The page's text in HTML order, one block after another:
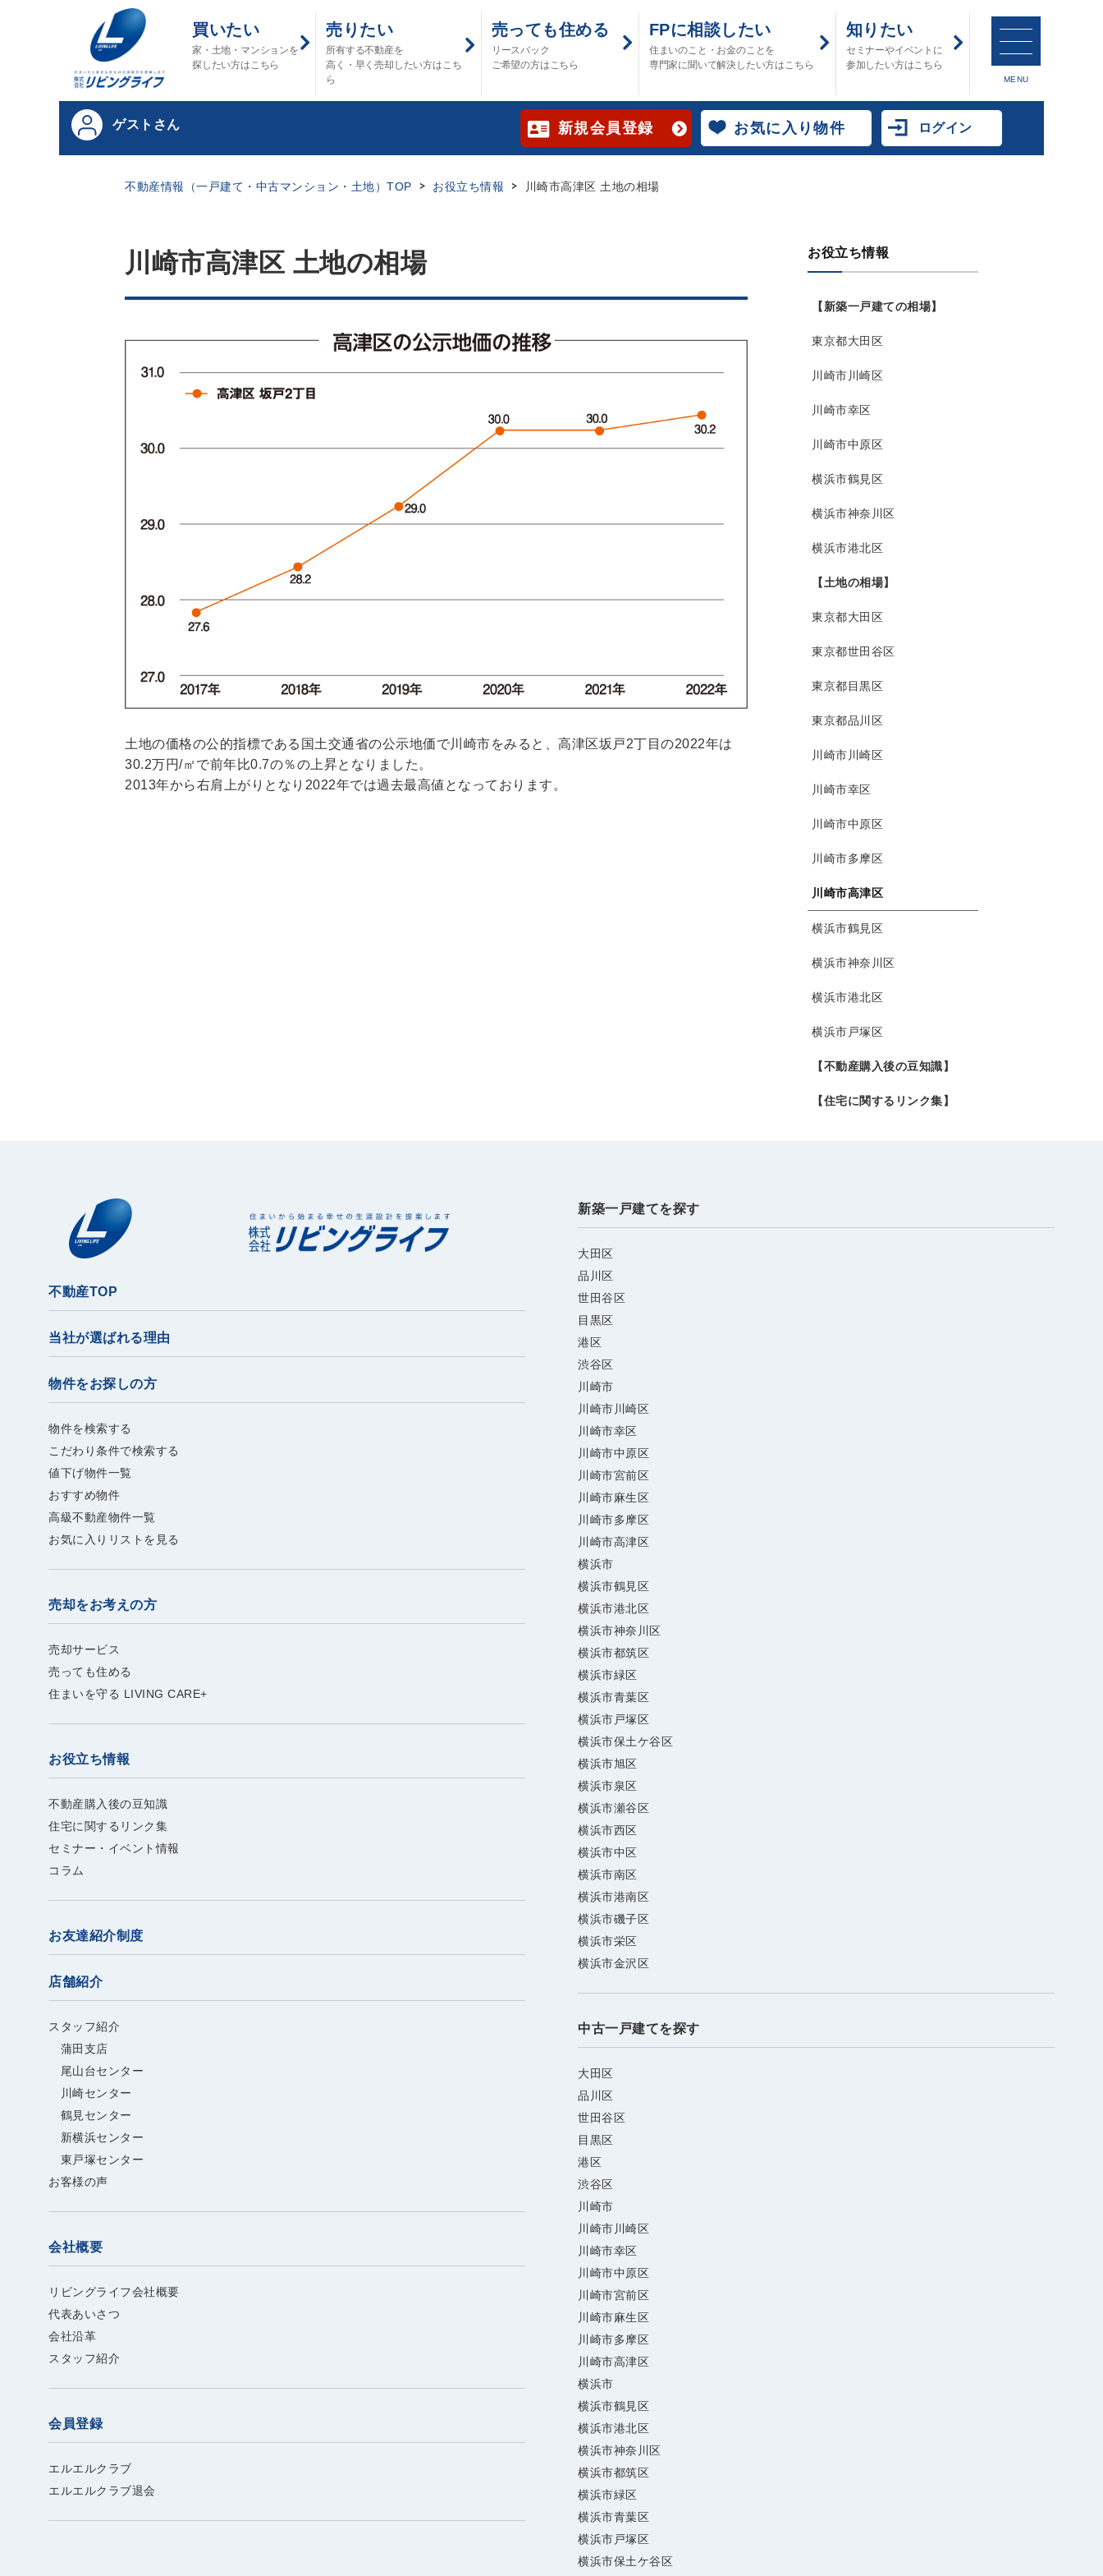
買いたい
家・土地・マンションを
探したい方はこちら
売りたい
所有する不動産を
高く・早く売却したい方はこち
ら
売っても住める
リースバック
ご希望の方はこちら
FPに相談したい
住まいのこと・お金のことを
専門家に聞いて解決したい方はこちら
知りたい
セミナーやイベントに
参加したい方はこちら
MENU
ゲストさん 新規会員登録 お気に入り物件 ログイン
不動産情報（一戸建て・中古マンション・土地）TOP お役立ち情報 川崎市高津区 土地の相場
川崎市高津区 土地の相場
土地の価格の公的指標である国土交通省の公示地価で川崎市をみると、高津区坂戸2丁目の2022年は
30.2万円/㎡で前年比0.7の％の上昇となりました。
2013年から右肩上がりとなり2022年では過去最高値となっております。
お役立ち情報
【新築一戸建ての相場】
東京都大田区
川崎市川崎区
川崎市幸区
川崎市中原区
横浜市鶴見区
横浜市神奈川区
横浜市港北区
【土地の相場】
東京都大田区
東京都世田谷区
東京都目黒区
東京都品川区
川崎市川崎区
川崎市幸区
川崎市中原区
川崎市多摩区
川崎市高津区
横浜市鶴見区
横浜市神奈川区
横浜市港北区
横浜市戸塚区
【不動産購入後の豆知識】
【住宅に関するリンク集】
不動産TOP
当社が選ばれる理由
物件をお探しの方
物件を検索する
こだわり条件で検索する
値下げ物件一覧
おすすめ物件
高級不動産物件一覧
お気に入りリストを見る
売却をお考えの方
売却サービス
売っても住める
住まいを守る LIVING CARE+
お役立ち情報
不動産購入後の豆知識
住宅に関するリンク集
セミナー・イベント情報
コラム
お友達紹介制度
店舗紹介
スタッフ紹介
蒲田支店
尾山台センター
川崎センター
鶴見センター
新横浜センター
東戸塚センター
お客様の声
会社概要
リビングライフ会社概要
代表あいさつ
会社沿革
スタッフ紹介
会員登録
エルエルクラブ
エルエルクラブ退会
新築一戸建てを探す
大田区
品川区
世田谷区
目黒区
港区
渋谷区
川崎市
川崎市川崎区
川崎市幸区
川崎市中原区
川崎市宮前区
川崎市麻生区
川崎市多摩区
川崎市高津区
横浜市
横浜市鶴見区
横浜市港北区
横浜市神奈川区
横浜市都筑区
横浜市緑区
横浜市青葉区
横浜市戸塚区
横浜市保土ケ谷区
横浜市旭区
横浜市泉区
横浜市瀬谷区
横浜市西区
横浜市中区
横浜市南区
横浜市港南区
横浜市磯子区
横浜市栄区
横浜市金沢区
中古一戸建てを探す
大田区
品川区
世田谷区
目黒区
港区
渋谷区
川崎市
川崎市川崎区
川崎市幸区
川崎市中原区
川崎市宮前区
川崎市麻生区
川崎市多摩区
川崎市高津区
横浜市
横浜市鶴見区
横浜市港北区
横浜市神奈川区
横浜市都筑区
横浜市緑区
横浜市青葉区
横浜市戸塚区
横浜市保土ケ谷区